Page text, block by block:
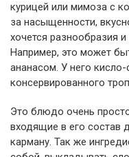
курицей или мимоза с
за насыщенности,
хочется разнообразия
Например, это может
ананасом. У него
консервированного
Это блюдо очень
входящие в его состав
карману. Так же